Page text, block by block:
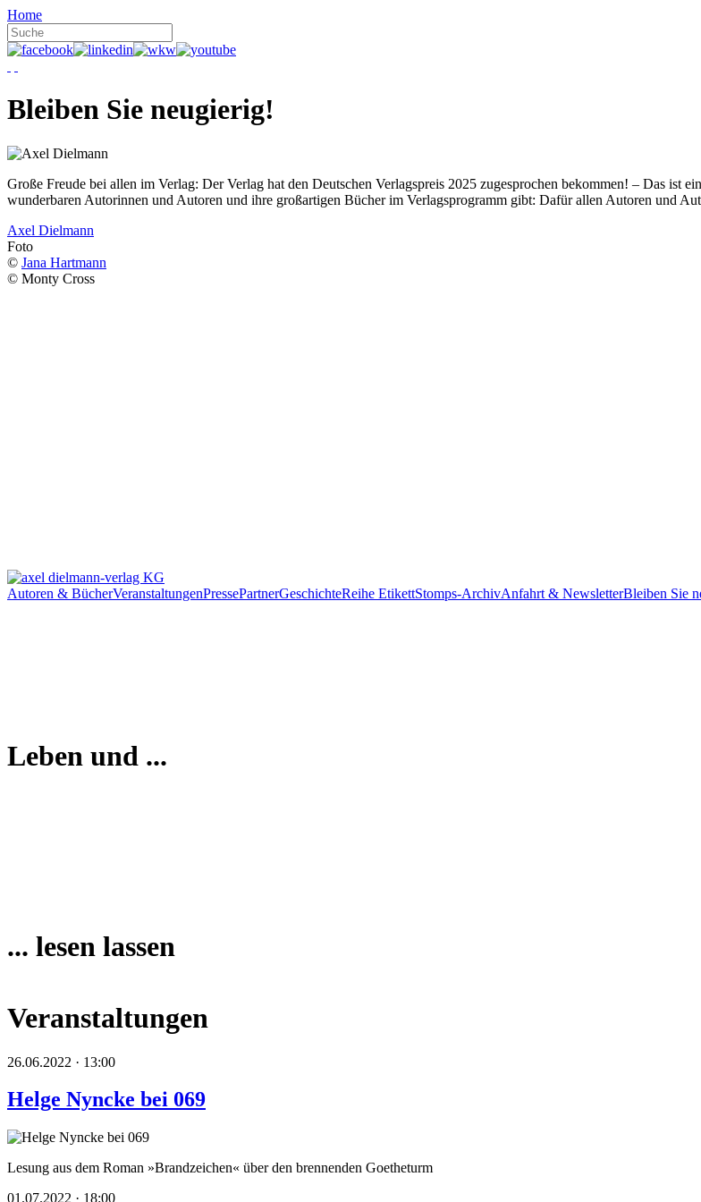
Home
Bleiben Sie neugierig!
Große Freude bei allen im Verlag: Der Verlag hat den Deutschen Verlagspreis 2025 zugesprochen bekommen! – Das ist
wunderbaren Autorinnen und Autoren und ihre großartigen Bücher im Verlagsprogramm gibt: Dafür allen Autoren und
Axel Dielmann
Foto
© Jana Hartmann
© Monty Cross
Autoren & BücherVeranstaltungenPressePartnerGeschichteReihe EtikettStomps-ArchivAnfahrt & NewsletterBleiben Sie
Leben und ...
... lesen lassen
Veranstaltungen
26.06.2022 · 13:00
Helge Nyncke bei 069
Lesung aus dem Roman »Brandzeichen« über den brennenden Goetheturm
01.07.2022 · 18:00